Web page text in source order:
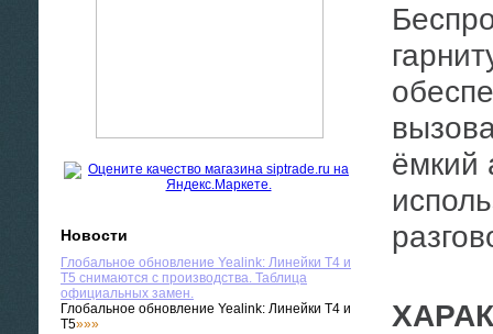
Новости
Глобальное обновление Yealink: Линейки T4 и
T5 снимаются с производства. Таблица
официальных замен.
Глобальное обновление Yealink: Линейки T4 и
T5»»»
Беспроводная моноауральная Bluetooth-
ёмкий